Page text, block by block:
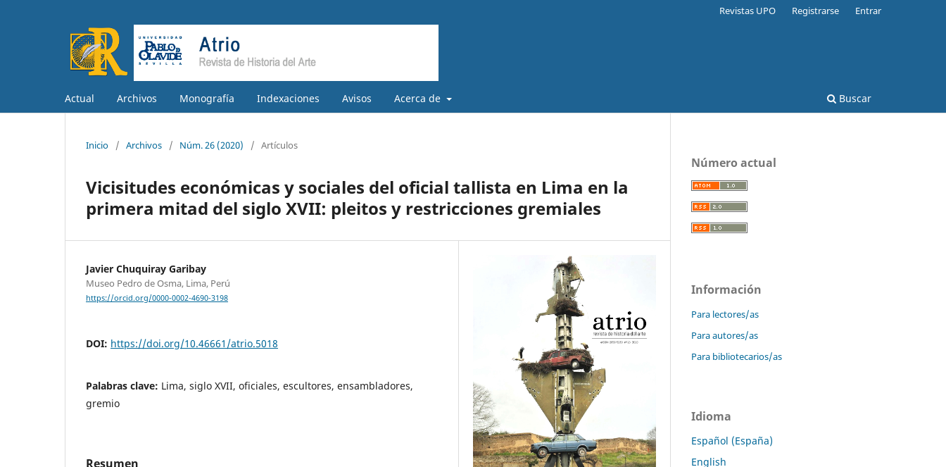
Actual Archivos Monografía Indexaciones Avisos Acerca de Buscar
Revistas UPO Registrarse Entrar
Inicio / Archivos / Núm. 26 (2020) / Artículos
Vicisitudes económicas y sociales del oficial tallista en Lima en la
primera mitad del siglo XVII: pleitos y restricciones gremiales
Javier Chuquiray Garibay
Museo Pedro de Osma, Lima, Perú
https://orcid.org/0000-0002-4690-3198
DOI: https://doi.org/10.46661/atrio.5018
Palabras clave: Lima, siglo XVII, oficiales, escultores, ensambladores,
gremio
Resumen
Número actual
Información
Para lectores/as
Para autores/as
Para bibliotecarios/as
Idioma
Español (España)
English